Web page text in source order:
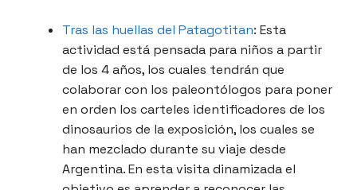
Tras las huellas del Patagotitan: Esta
actividad está pensada para niños a partir
de los 4 años, los cuales tendrán que
colaborar con los paleontólogos para poner
en orden los carteles identificadores de los
dinosaurios de la exposición, los cuales se
han mezclado durante su viaje desde
Argentina. En esta visita dinamizada el